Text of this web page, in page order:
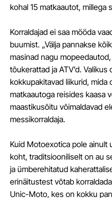
kohal 15 matkaautot, millega
Korraldajad ei saa mööda
buumist. „Välja pannakse
masinad nagu
tõukerattad ja ATV’d.
kokkupakitavad liikurid, mida
matkaautoga reisides kaasa
maastikusõitu võimaldavad
messikorraldaja.
Kuid Motoexotica pole ainult
koht, traditsiooniliselt on au
ja ümberehitatud
erinäitustest võtab
Unic-Moto, kes on kokku